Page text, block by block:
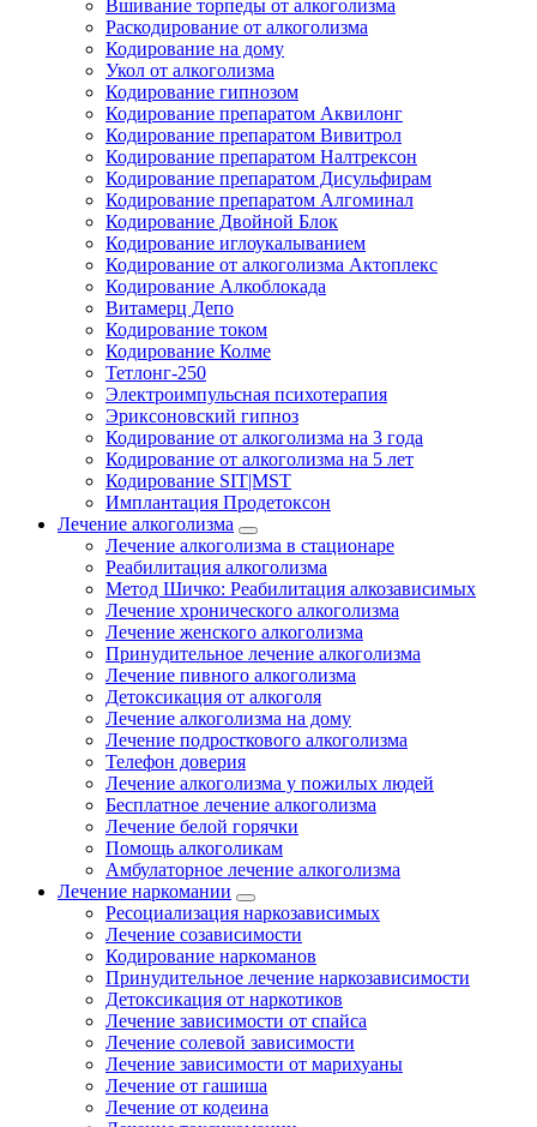
Вшивание торпеды от алкоголизма
Раскодирование от алкоголизма
Кодирование на дому
Укол от алкоголизма
Кодирование гипнозом
Кодирование препаратом Аквилонг
Кодирование препаратом Вивитрол
Кодирование препаратом Налтрексон
Кодирование препаратом Дисульфирам
Кодирование препаратом Алгоминал
Кодирование Двойной Блок
Кодирование иглоукалыванием
Кодирование от алкоголизма Актоплекс
Кодирование Алкоблокада
Витамерц Депо
Кодирование током
Кодирование Колме
Тетлонг-250
Электроимпульсная психотерапия
Эриксоновский гипноз
Кодирование от алкоголизма на 3 года
Кодирование от алкоголизма на 5 лет
Кодирование SIT|MST
Имплантация Продетоксон
Лечение алкоголизма
Лечение алкоголизма в стационаре
Реабилитация алкоголизма
Метод Шичко: Реабилитация алкозависимых
Лечение хронического алкоголизма
Лечение женского алкоголизма
Принудительное лечение алкоголизма
Лечение пивного алкоголизма
Детоксикация от алкоголя
Лечение алкоголизма на дому
Лечение подросткового алкоголизма
Телефон доверия
Лечение алкоголизма у пожилых людей
Бесплатное лечение алкоголизма
Лечение белой горячки
Помощь алкоголикам
Амбулаторное лечение алкоголизма
Лечение наркомании
Ресоциализация наркозависимых
Лечение созависимости
Кодирование наркоманов
Принудительное лечение наркозависимости
Детоксикация от наркотиков
Лечение зависимости от спайса
Лечение солевой зависимости
Лечение зависимости от марихуаны
Лечение от гашиша
Лечение от кодеина